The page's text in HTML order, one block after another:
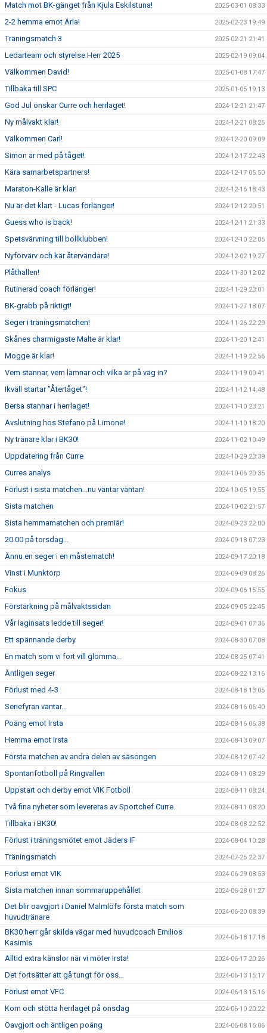
Match mot BK-gänget från Kjula Eskilstuna! 2025-03-01 08:33
2-2 hemma emot Ärla! 2025-02-23 19:49
Träningsmatch 3 2025-02-21 21:41
Ledarteam och styrelse Herr 2025 2025-02-19 09:04
Välkommen David! 2025-01-08 17:47
Tillbaka till SPC 2025-01-05 19:13
God Jul önskar Curre och herrlaget! 2024-12-21 21:47
Ny målvakt klar! 2024-12-21 08:25
Välkommen Carl! 2024-12-20 09:09
Simon är med på tåget! 2024-12-17 22:43
Kära samarbetspartners! 2024-12-17 05:50
Maraton-Kalle är klar! 2024-12-16 18:43
Nu är det klart - Lucas förlänger! 2024-12-12 20:51
Guess who is back! 2024-12-11 21:33
Spetsvärvning till bollklubben! 2024-12-10 22:05
Nyförvärv och kär återvändare! 2024-12-02 19:27
Plåthallen! 2024-11-30 12:02
Rutinerad coach förlänger! 2024-11-29 23:01
BK-grabb på riktigt! 2024-11-27 18:07
Seger i träningsmatchen! 2024-11-26 22:29
Skånes charmigaste Malte är klar! 2024-11-20 12:41
Mogge är klar! 2024-11-19 22:56
Vem stannar, vem lämnar och vilka är på väg in? 2024-11-19 00:41
Ikväll startar "Återtåget"! 2024-11-12 14:48
Bersa stannar i herrlaget! 2024-11-10 23:21
Avslutning hos Stefano på Limone! 2024-11-10 18:20
Ny tränare klar i BK30! 2024-11-02 10:49
Uppdatering från Curre 2024-10-29 23:39
Curres analys 2024-10-06 20:35
Förlust i sista matchen...nu väntar väntan! 2024-10-05 19:55
Sista matchen 2024-10-02 21:57
Sista hemmamatchen och premiär! 2024-09-23 22:00
20.00 på torsdag... 2024-09-18 07:23
Ännu en seger i en måstematch! 2024-09-17 20:18
Vinst i Munktorp 2024-09-09 08:26
Fokus 2024-09-06 15:55
Förstärkning på målvaktssidan 2024-09-05 22:45
Vår laginsats ledde till seger! 2024-09-01 07:36
Ett spännande derby 2024-08-30 07:08
En match som vi fort vill glömma... 2024-08-25 07:41
Äntligen seger 2024-08-22 13:16
Förlust med 4-3 2024-08-18 13:05
Seriefyran väntar... 2024-08-16 06:40
Poäng emot Irsta 2024-08-16 06:38
Hemma emot Irsta 2024-08-13 09:07
Första matchen av andra delen av säsongen 2024-08-12 07:42
Spontanfotboll på Ringvallen 2024-08-11 08:29
Uppstart och derby emot VIK Fotboll 2024-08-11 08:24
Två fina nyheter som levereras av Sportchef Curre. 2024-08-11 08:20
Tillbaka i BK30! 2024-08-08 22:52
Förlust i träningsmötet emot Jäders IF 2024-08-04 10:28
Träningsmatch 2024-07-25 22:37
Förlust emot VIK 2024-06-29 08:53
Sista matchen innan sommaruppehållet 2024-06-28 01:27
Det blir oavgjort i Daniel Malmlöfs första match som
huvudtränare
2024-06-20 08:39
BK30 herr går skilda vägar med huvudcoach Emilios
Kasimis
2024-06-18 17:18
Alltid extra känslor när vi möter Irsta! 2024-06-17 20:26
Det fortsätter att gå tungt för oss… 2024-06-13 15:17
Förlust emot VFC 2024-06-13 15:16
Kom och stötta herrlaget på onsdag 2024-06-10 20:22
Oavgjort och äntligen poäng 2024-06-08 15:06